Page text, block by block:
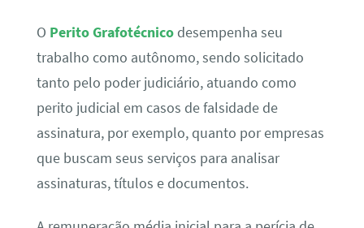
O Perito Grafotécnicodesempenha seu
trabalho como autônomo, sendo solicitado
tanto pelo poder judiciário, atuando como
perito judicial em casos de falsidade de
assinatura, por exemplo, quanto por empresas
que buscam seus serviços para analisar
assinaturas, títulos e documentos.